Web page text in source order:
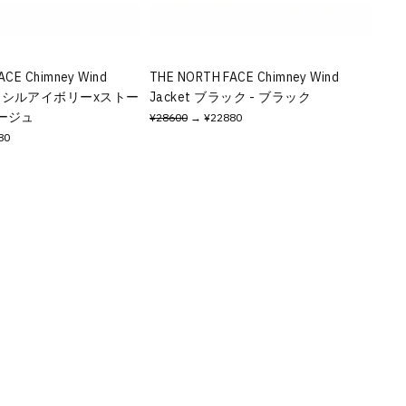
Chimney Wind
ルアイボリーxストー
ジュ
THE NORTH FACE Chimney Wind
Jacket ブラック - ブラック
¥28600 → ¥22880